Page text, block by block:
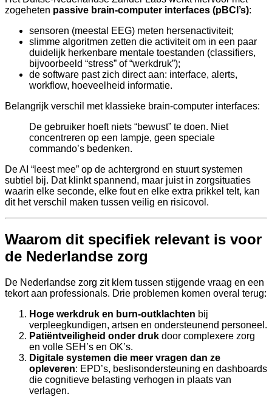
zogeheten passive brain-computer interfaces (pBCI’s):
sensoren (meestal EEG) meten hersenactiviteit;
slimme algoritmen zetten die activiteit om in een paar
duidelijk herkenbare mentale toestanden (classifiers,
bijvoorbeeld “stress” of “werkdruk”);
de software past zich direct aan: interface, alerts,
workflow, hoeveelheid informatie.
Belangrijk verschil met klassieke brain-computer interfaces:
De gebruiker hoeft niets “bewust” te doen. Niet
concentreren op een lampje, geen speciale
commando’s bedenken.
De AI “leest mee” op de achtergrond en stuurt systemen
subtiel bij. Dat klinkt spannend, maar juist in zorgsituaties
waarin elke seconde, elke fout en elke extra prikkel telt, kan
dit het verschil maken tussen veilig en risicovol.
Waarom dit specifiek relevant is voor
de Nederlandse zorg
De Nederlandse zorg zit klem tussen stijgende vraag en een
tekort aan professionals. Drie problemen komen overal terug:
Hoge werkdruk en burn-outklachten bij
verpleegkundigen, artsen en ondersteunend personeel.
Patiëntveiligheid onder druk door complexere zorg
en volle SEH’s en OK’s.
Digitale systemen die meer vragen dan ze
opleveren: EPD’s, beslisondersteuning en dashboards
die cognitieve belasting verhogen in plaats van
verlagen.